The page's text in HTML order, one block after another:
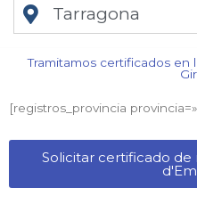
Tarragona
Tramitamos certificados en
[registros_provincia
Solicitar certificado de